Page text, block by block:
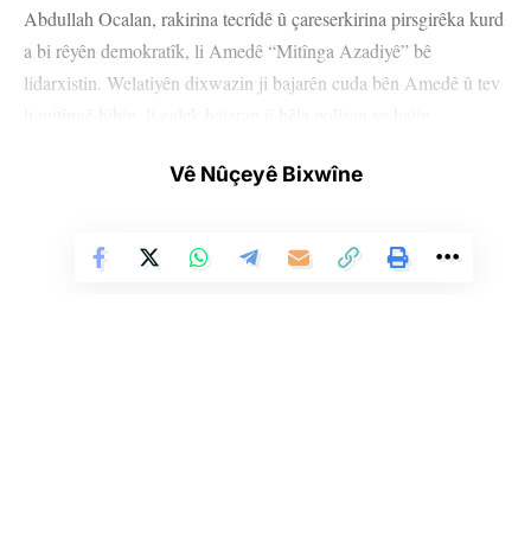
Abdullah Ocalan, rakirina tecrîdê û çareserkirina pirsgirêka kurd
a bi rêyên demokratîk, li Amedê “Mitînga Azadiyê” bê
lidarxistin. Welatiyên dixwazin ji bajarên cuda bên Amedê û tev
Şêniyên dixwestin li Dersimê ber bi Amedê ve bên, li Truşmekê
Vê Nûçeyê Bixwîne